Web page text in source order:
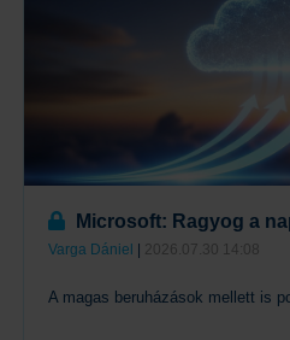
Microsoft: Ragyog a
Varga Dániel 2026.07.30 14:08
A magas beruházások mellett is